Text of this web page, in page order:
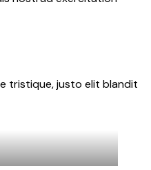
tristique, justo elit blandit